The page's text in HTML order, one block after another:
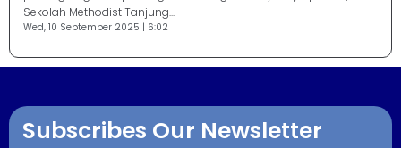
Sekolah Methodist Tanjung...
Wed, 10 September 2025 | 6:02
Subscribes Our Newsletter